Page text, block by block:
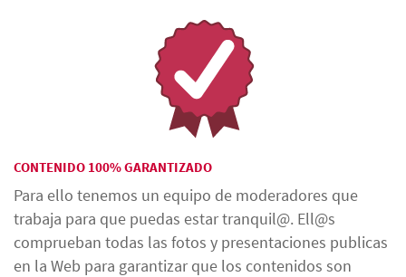
CONTENIDO 100% GARANTIZADO
Para ello tenemos un equipo de moderadores que
trabaja para que puedas estar tranquil@. Ell@s
comprueban todas las fotos y presentaciones publicas
en la Web para garantizar que los contenidos son